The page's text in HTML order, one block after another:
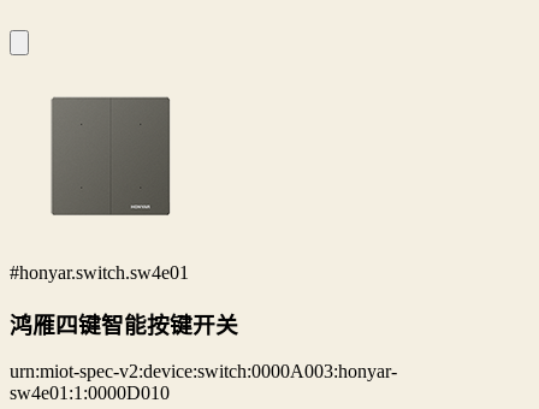
#honyar.switch.sw4e01
鸿雁四键智能按键开关
urn:miot-spec-v2:device:switch:0000A003:honyar-
sw4e01:1:0000D010